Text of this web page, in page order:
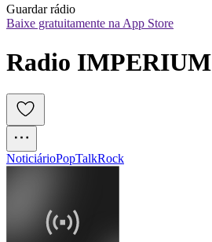
Guardar rádio
Baixe gratuitamente na App Store
Radio IMPERIUM
NoticiárioPopTalkRock